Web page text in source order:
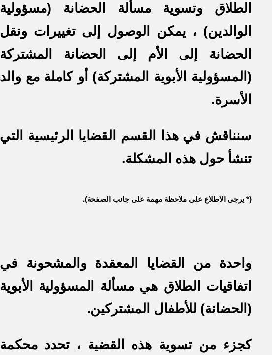
الطلاق وتسوية مسألة الحضانة (مسؤولية
الوالدين) ، يمكن الوصول إلى تغييرات ونقل
الحضانة إلى الأم إلى الحضانة المشتركة
(المسؤولية الأبوية المشتركة) أو كاملة مع والد
الأسرة.
سنناقش في هذا القسم القضايا الرئيسية التي
تنشأ حول هذه المشكلة.
(* يرجى الاطلاع على ملاحظة مهمة على جانب الصفحة).
واحدة من القضايا المعقدة والمشحونة في
اتفاقيات الطلاق هي مسألة المسؤولية الأبوية
(الحضانة) للأطفال المشتركين.
كجزء من تسوية هذه القضية ، تحدد محكمة